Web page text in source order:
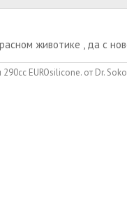
животике , да с
EUROsilicone. от Dr.